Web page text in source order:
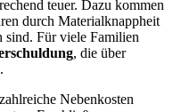
teuer. Dazu kommen
durch Materialknappheit
sind. Für viele Familien
, die über
Nebenkosten